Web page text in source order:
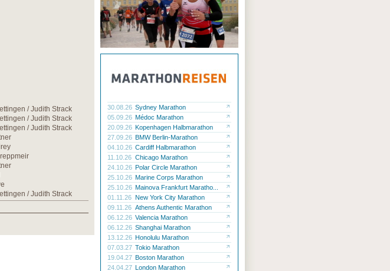
/ Judith Strack
/ Judith Strack
/ Judith Strack
/ Judith Strack
30.08.26 Sydney Marathon
05.09.26 Médoc Marathon
20.09.26 Kopenhagen Halbmarathon
27.09.26 BMW Berlin-Marathon
04.10.26 Cardiff Halbmarathon
11.10.26 Chicago Marathon
24.10.26 Polar Circle Marathon
25.10.26 Marine Corps Marathon
25.10.26 Mainova Frankfurt Maratho...
01.11.26 New York City Marathon
09.11.26 Athens Authentic Marathon
06.12.26 Valencia Marathon
06.12.26 Shanghai Marathon
13.12.26 Honolulu Marathon
07.03.27 Tokio Marathon
19.04.27 Boston Marathon
24.04.27 London Marathon